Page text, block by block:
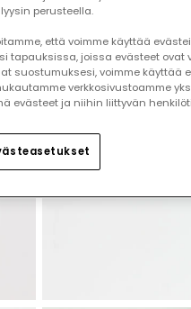
perusteella.
että voimme käyttää
tapauksissa, joissa evästeet ovat
suostumuksesi, voimme käyttää
verkkosivustoamme
evästeet ja niihin liittyvän